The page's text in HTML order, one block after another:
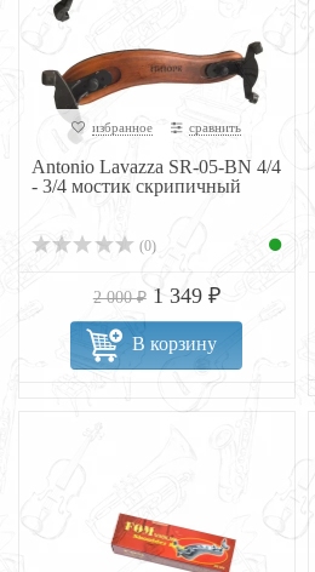
избранное сравнить
Antonio Lavazza SR-05-BN 4/4
- 3/4 мостик скрипичный
(0)
2 000 ₽ 1 349 ₽
В корзину